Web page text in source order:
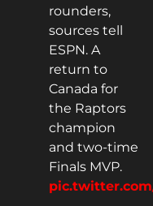
rounders,
sources tell
ESPN. A
return to
Canada for
the Raptors
champion
and two-time
Finals MVP.